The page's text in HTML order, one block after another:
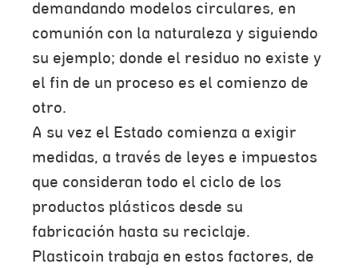
demandando modelos circulares, en
comunión con la naturaleza y siguiendo
su ejemplo; donde el residuo no existe y
el fin de un proceso es el comienzo de
otro.
A su vez el Estado comienza a exigir
medidas, a través de leyes e impuestos
que consideran todo el ciclo de los
productos plásticos desde su
fabricación hasta su reciclaje.
Plasticoin trabaja en estos factores, de